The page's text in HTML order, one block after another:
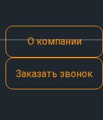
О компании
Заказать звонок